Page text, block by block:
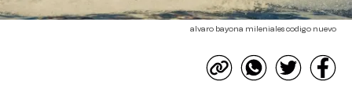
alvaro bayona mileniales codigo nuevo